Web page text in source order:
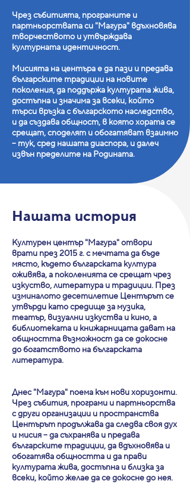
Чрез събитията, програмите и
партньорствата си "Магура" вдъхновява
творчеството и утвърждава
културната идентичност.
Мисията на центъра е да пази и предава
българските традиции на новите
поколения, да поддържа културата жива,
достъпна и значима за всеки, който
търси връзка с българското наследство,
и да създава общност, в която хората се
срещат, споделят и обогатяват взаимно
– тук, сред нашата диаспора, и далеч
извън пределите на Родината.
Нашата история
Културен център "Магура" отвори
врати през 2015 г. с мечтата да бъде
място, където българската култура
оживява, а поколенията се срещат чрез
изкуство, литература и традиции. През
изминалото десетилетие Центърът се
утвърди като средище за музика,
театър, визуални изкуства и кино, а
библиотеката и книжарницата дават на
общността възможност да се докосне
до богатството на българската
литература.
Днес "Магура" поема към нови хоризонти.
Чрез събития, програми и партньорства
с други организации и пространства
Центърът продължава да следва своя дух
и мисия – да съхранява и предава
българските традиции, да вдъхновява и
обогатява общността и да прави
културата жива, достъпна и близка за
всеки, който желае да се докосне до нея.